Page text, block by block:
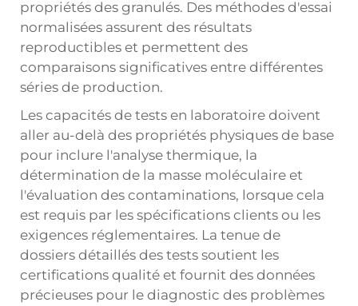
propriétés des granulés. Des méthodes d'essai
normalisées assurent des résultats
reproductibles et permettent des
comparaisons significatives entre différentes
séries de production.
Les capacités de tests en laboratoire doivent
aller au-delà des propriétés physiques de base
pour inclure l'analyse thermique, la
détermination de la masse moléculaire et
l'évaluation des contaminations, lorsque cela
est requis par les spécifications clients ou les
exigences réglementaires. La tenue de
dossiers détaillés des tests soutient les
certifications qualité et fournit des données
précieuses pour le diagnostic des problèmes